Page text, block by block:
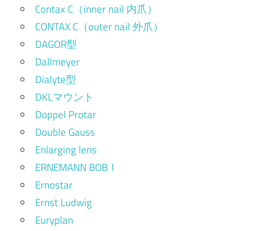
Contax C（inner nail 内爪）
CONTAX C（outer nail 外爪）
DAGOR型
Dallmeyer
Dialyte型
DKLマウント
Doppel Protar
Double Gauss
Enlarging lens
ERNEMANN BOBⅠ
Ernostar
Ernst Ludwig
Euryplan